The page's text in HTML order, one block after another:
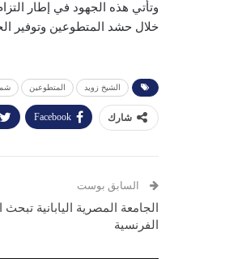
وتأتي هذه الجهود في إطار
خلال حشد المتطوعين وتوفير
الشيخ زويد المتطوعين
شارك Facebook
السابق بوست
الجامعة المصرية اليابانية تبحث
الفرنسية